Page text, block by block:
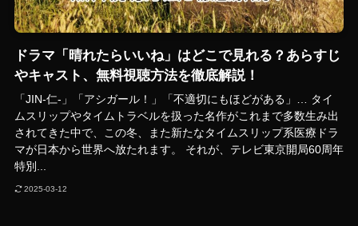
ドラマ「晴れたらいいね」はどこで見れる？あらすじ
やキャスト、無料視聴方法を徹底解説！
「JIN-仁-」「アシガール！」「不適切にもほどがある」… タイ
ムスリップやタイムトラベルを扱った名作がこれまで多数生み出
されてきた中で、この冬、また新たなタイムスリップ系医療ドラ
マが日本から世界へ放たれます。 それが、テレビ東京開局60周年
特別...
2025-03-12